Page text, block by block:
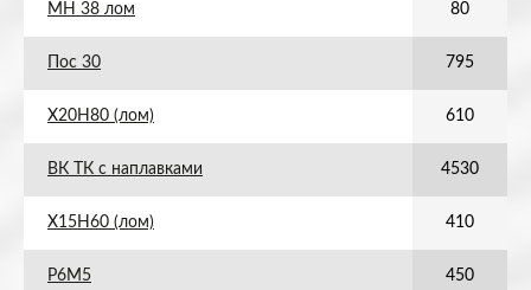
МН 38 лом 80
Пос 30 795
Х20Н80 (лом) 610
ВК ТК с наплавками 4530
Х15Н60 (лом) 410
Р6М5 450